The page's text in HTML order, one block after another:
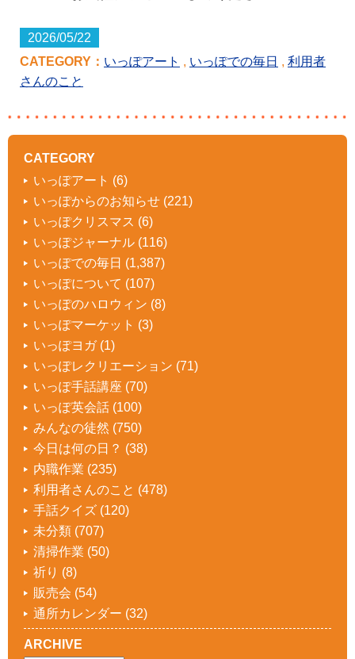
2026/05/22
CATEGORY： いっぽアート , いっぽでの毎日 , 利用者
さんのこと
CATEGORY
いっぽアート (6)
いっぽからのお知らせ (221)
いっぽクリスマス (6)
いっぽジャーナル (116)
いっぽでの毎日 (1,387)
いっぽについて (107)
いっぽのハロウィン (8)
いっぽマーケット (3)
いっぽヨガ(1)
いっぽレクリエーション (71)
いっぽ手話講座 (70)
いっぽ英会話 (100)
みんなの徒然 (750)
今日は何の日？ (38)
内職作業 (235)
利用者さんのこと (478)
手話クイズ (120)
未分類 (707)
清掃作業 (50)
祈り (8)
販売会 (54)
通所カレンダー (32)
ARCHIVE